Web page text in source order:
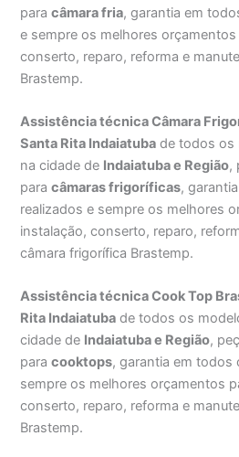
paracâmara fria, garantia em
e sempre os melhores
conserto, reparo, reforma e
Brastemp.
Assistência técnica Câmara
Santa Rita Indaiatuba de todos os
na cidade de Indaiatuba e Região,
paracâmaras frigoríficas,
realizados e sempre os melhores
instalação, conserto, reparo,
câmara frigorífica Brastemp.
Assistência técnica Cook Top
Rita Indaiatuba de todos os
cidade de Indaiatuba e Região,
paracooktops, garantia em todos
sempre os melhores orçamentos
conserto, reparo, reforma e
Brastemp.